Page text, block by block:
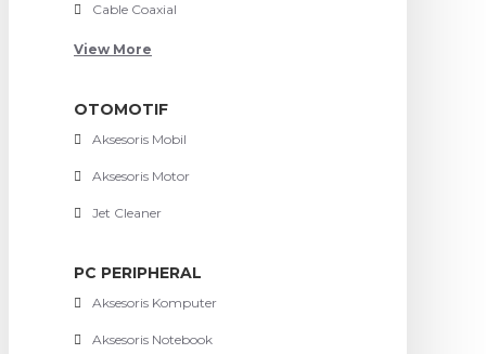
Cable Coaxial
View More
OTOMOTIF
Aksesoris Mobil
Aksesoris Motor
Jet Cleaner
PC PERIPHERAL
Aksesoris Komputer
Aksesoris Notebook